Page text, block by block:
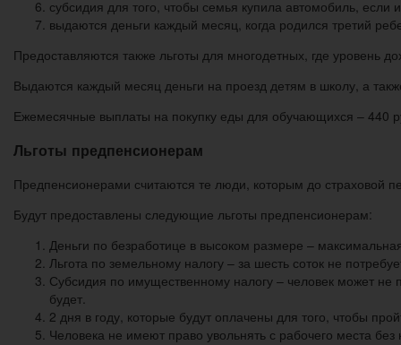
субсидия для того, чтобы семья купила автомобиль,
выдаются деньги каждый месяц, когда родился третий
Предоставляются также льготы для многодетных, где уровень
Выдаются каждый месяц деньги на проезд детям в школу, а
Ежемесячные выплаты на покупку еды для обучающихся – 440
Льготы предпенсионерам
Предпенсионерами считаются те люди, которым до страховой
Будут предоставлены следующие льготы предпенсионерам:
Деньги по безработице в высоком размере –
Льгота по земельному налогу – за шесть соток не
Субсидия по имущественному налогу – человек может не
будет.
2 дня в году, которые будут оплачены для того, чтобы
Человека не имеют право увольнять с рабочего места